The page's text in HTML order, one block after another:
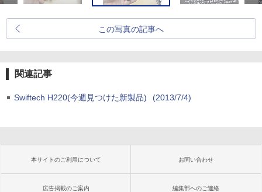
この写真の記事へ
関連記事
Swiftech H220(今週見つけた新製品) (2013/7/4)
本サイトのご利用について お問い合わせ
広告掲載のご案内 編集部へのご連絡